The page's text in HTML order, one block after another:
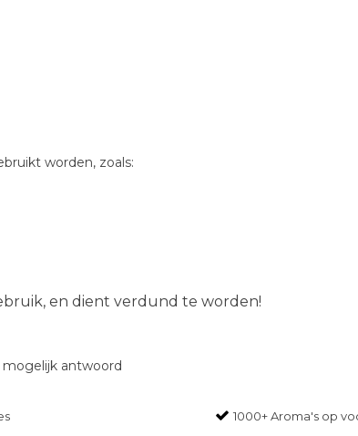
worden, zoals:
en dient verdund te worden!
antwoord
1000+ Aroma's op